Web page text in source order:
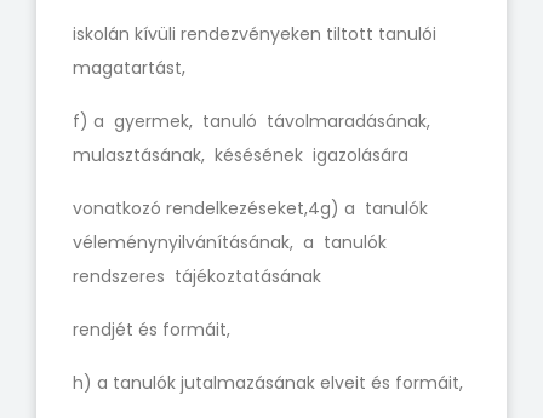
iskolán kívüli rendezvényeken tiltott tanulói
magatartást,
f) a gyermek, tanuló távolmaradásának,
mulasztásának, késésének igazolására
vonatkozó rendelkezéseket,4g) a tanulók
véleménynyilvánításának, a tanulók
rendszeres tájékoztatásának
rendjét és formáit,
h) a tanulók jutalmazásának elveit és formáit,